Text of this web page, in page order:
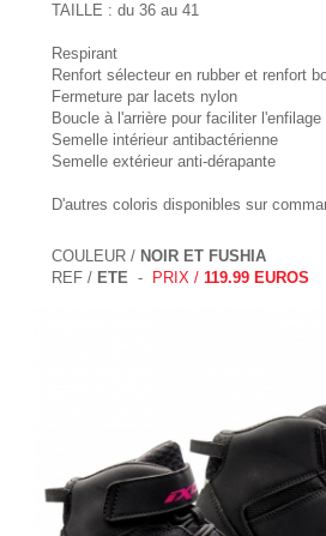
TAILLE : du 36 au 41
Respirant
Renfort sélecteur en rubber et renfort
Fermeture par lacets nylon
Boucle à l'arrière pour faciliter l'enfilage
Semelle intérieur antibactérienne
Semelle extérieur anti-dérapante
D'autres coloris disponibles sur
COULEUR / NOIR ET FUSHIA
REF / ETE - PRIX / 119.99 EUROS